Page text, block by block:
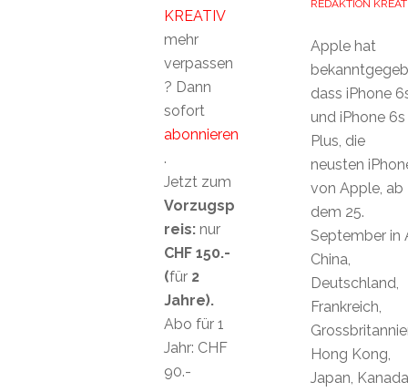
REDAKTION
Apple hat
dass iPhone
und iPhone 6s
Plus, die
neusten
von Apple, ab
dem 25.
September in
China,
Deutschland,
Frankreich,
Hong Kong,
Japan,
KREATIV
mehr
verpassen
? Dann
sofort
abonnieren
.
Jetzt zum
Vorzugsp
reis: nur
CHF 150.-
(für 2
Jahre).
Abo für 1
Jahr: CHF
90.-